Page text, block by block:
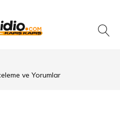
ve Yorumlar